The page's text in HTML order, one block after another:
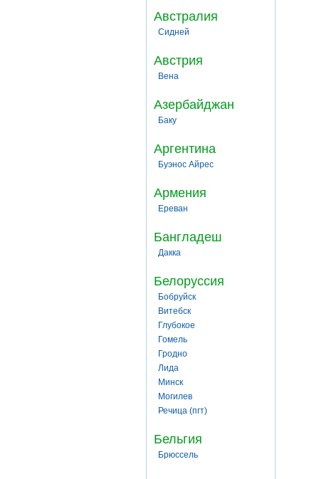
Австралия
Сидней
Австрия
Вена
Азербайджан
Баку
Аргентина
Буэнос Айрес
Армения
Ереван
Бангладеш
Дакка
Белоруссия
Бобруйск
Витебск
Глубокое
Гомель
Гродно
Лида
Минск
Могилев
Речица (пгт)
Бельгия
Брюссель